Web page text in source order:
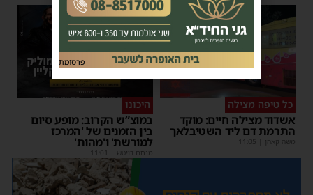
כל טיפה מצילה
אשדוד מצילה חיים: מוקד
התרמת דם ליד השטיבלאך
משה קאהן 11:05
היכונו
במוצ”ש הקרוב: מופע סיום
בין הזמנים של 'המרכז
למורשת' ו'מהות'
מנחם דויטש
פרסומת